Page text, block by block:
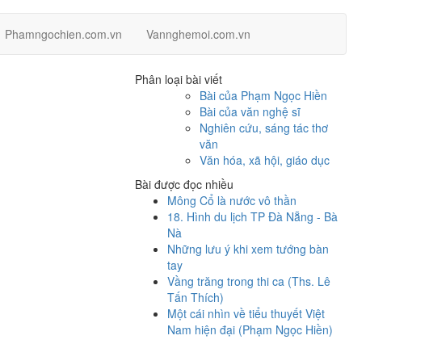
Phamngochien.com.vn Vannghemoi.com.vn
Phân loại bài viết
Bài của Phạm Ngọc Hiền
Bài của văn nghệ sĩ
Nghiên cứu, sáng tác thơ
văn
Văn hóa, xã hội, giáo dục
Bài được đọc nhiều
Mông Cổ là nước vô thần
18. Hình du lịch TP Đà Nẵng - Bà
Nà
Những lưu ý khi xem tướng bàn
tay
Vầng trăng trong thi ca (Ths. Lê
Tấn Thích)
Một cái nhìn về tiểu thuyết Việt
Nam hiện đại (Phạm Ngọc Hiền)